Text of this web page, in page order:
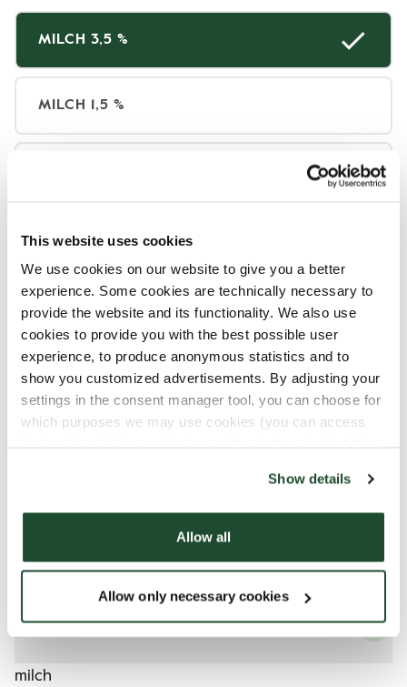
This website uses cookies
We use cookies on our website to give you a better
experience. Some cookies are technically necessary to
provide the website and its functionality. We also use
cookies to provide you with the best possible user
experience, to produce anonymous statistics and to
show you customized advertisements. By adjusting your
settings in the consent manager tool, you can choose for
which purposes we may use cookies (you can access
Show details
Allow all
Allow only necessary cookies
MILCH 3,5 %
MILCH 1,5 %
Was steckt drin
Alle unsere Produkte können kleinere
Spuren von Allergenen beinhalten.
Alle unsere Produkte werden mit Sorgfalt
gehandhabt. Trotzdem besteht die Gefahr ,
dass verschiedene Produkte miteinander in
Erfahre mehr dazu in unserem Allergen-
Allergene
milch